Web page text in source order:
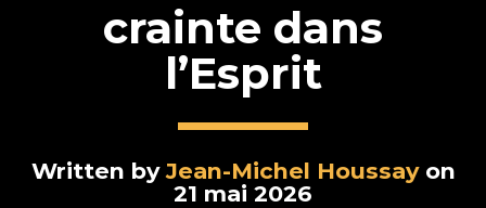
crainte dans
l’Esprit
Written byJean-Michel Houssayon
21 mai 2026